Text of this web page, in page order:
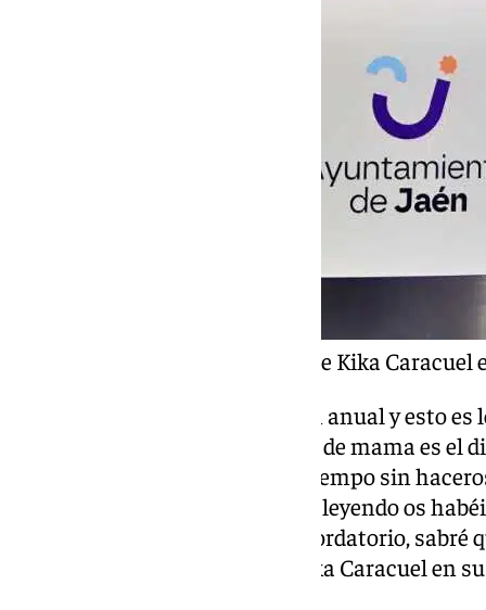
Captura de la publicación de Kika Caracuel
«Me fue detectado en la revisión anual y esto
mejor forma de frenar el cáncer de mama es el
Deciros que no dejéis pasar el tiempo sin
que alguna de las que me estáis leyendo os
palabras ahora os sirven de recordatorio,
merecido la pena», continúa Kika Caracuel en